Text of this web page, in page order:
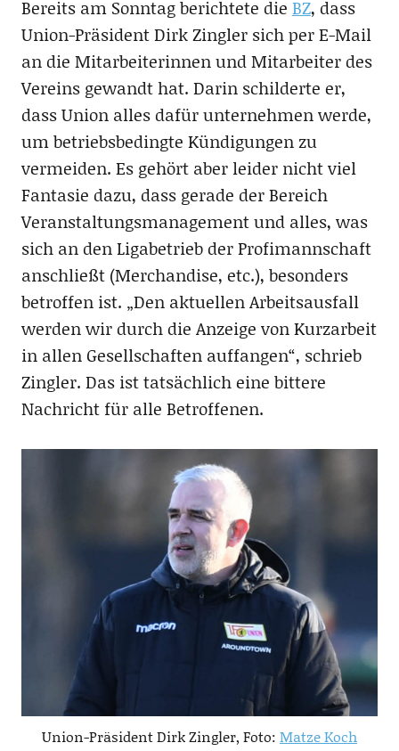
Bereits am Sonntag berichtete die BZ, dass
Union-Präsident Dirk Zingler sich per E-Mail
an die Mitarbeiterinnen und Mitarbeiter des
Vereins gewandt hat. Darin schilderte er,
dass Union alles dafür unternehmen werde,
um betriebsbedingte Kündigungen zu
vermeiden. Es gehört aber leider nicht viel
Fantasie dazu, dass gerade der Bereich
Veranstaltungsmanagement und alles, was
sich an den Ligabetrieb der Profimannschaft
anschließt (Merchandise, etc.), besonders
betroffen ist. „Den aktuellen Arbeitsausfall
werden wir durch die Anzeige von Kurzarbeit
in allen Gesellschaften auffangen“, schrieb
Zingler. Das ist tatsächlich eine bittere
Nachricht für alle Betroffenen.
Union-Präsident Dirk Zingler, Foto: Matze Koch